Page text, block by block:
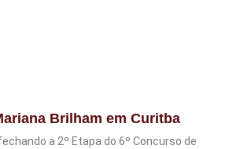
Brilham em Curitba
a 2º Etapa do 6º Concurso de